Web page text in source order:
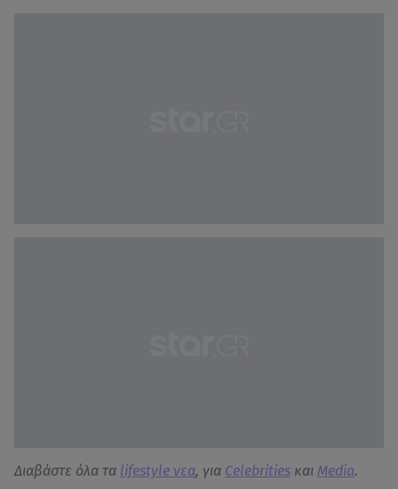
Διαβάστε όλα τα lifestyle νεα, για Celebrities και Media.